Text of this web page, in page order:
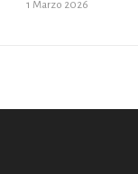
1 Marzo 2026